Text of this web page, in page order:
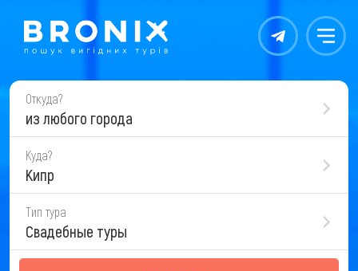
Контакты Меню
Откуда?
из любого города
Куда?
Кипр
Тип тура
Свадебные туры